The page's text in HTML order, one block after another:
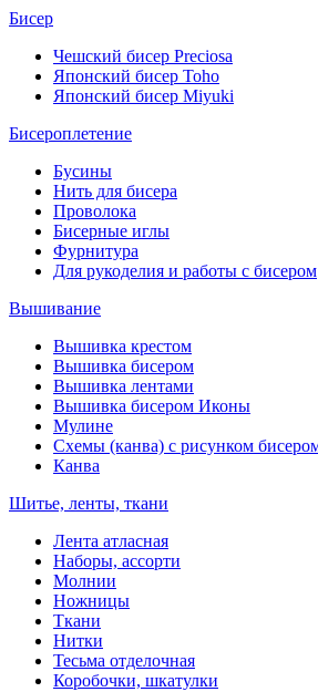
Бисер
Чешский бисер Preciosa
Японский бисер Toho
Японский бисер Miyuki
Бисероплетение
Бусины
Нить для бисера
Проволока
Бисерные иглы
Фурнитура
Для рукоделия и работы с бисером
Вышивание
Вышивка крестом
Вышивка бисером
Вышивка лентами
Вышивка бисером Иконы
Мулине
Схемы (канва) с рисунком
Канва
Шитье, ленты, ткани
Лента атласная
Наборы, ассорти
Молнии
Ножницы
Ткани
Нитки
Тесьма отделочная
Коробочки, шкатулки